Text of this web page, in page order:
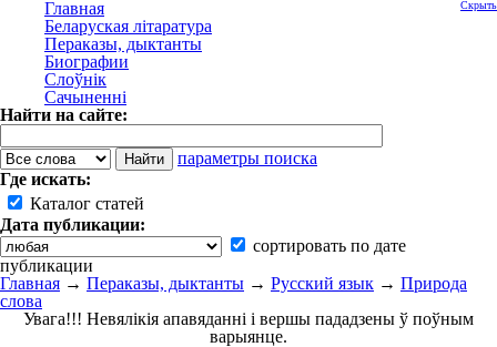
Главная
Беларуская літаратура
Пераказы, дыктанты
Биографии
Слоўнік
Сачыненні
Найти на сайте:
параметры поиска
Где искать:
Каталог статей
Дата публикации:
сортировать по дате
публикации
Скрыть
Главная → Пераказы, дыктанты → Русский язык → Природа
слова
Увага!!! Невялікія апавяданні і вершы пададзены ў поўным
варыянце.